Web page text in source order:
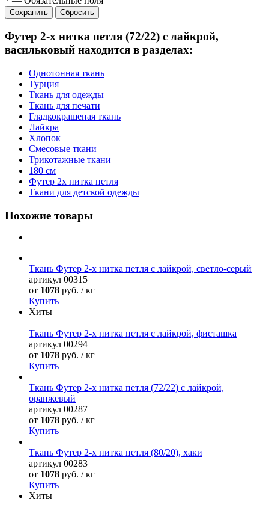
Сбросить
Футер 2-х нитка петля (72/22) с лайкрой,
васильковый находится в разделах:
Однотонная ткань
Турция
Ткань для одежды
Ткань для печати
Гладкокрашеная ткань
Лайкра
Хлопок
Смесовые ткани
Трикотажные ткани
180 см
Футер 2х нитка петля
Ткани для детской одежды
Похожие товары
Ткань Футер 2-х нитка петля с лайкрой, светло-серый
артикул 00315
от 1078 руб. / кг
Купить
Хиты
Ткань Футер 2-х нитка петля с лайкрой, фисташка
артикул 00294
от 1078 руб. / кг
Купить
Ткань Футер 2-х нитка петля (72/22) с лайкрой,
оранжевый
артикул 00287
от 1078 руб. / кг
Купить
Ткань Футер 2-х нитка петля (80/20), хаки
артикул 00283
от 1078 руб. / кг
Купить
Хиты